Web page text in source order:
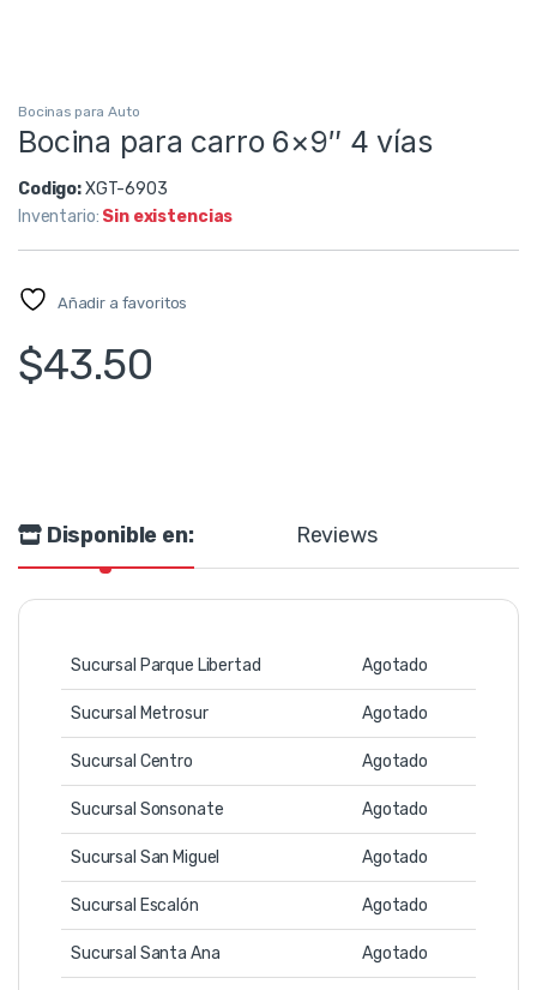
Bocinas para Auto
Bocina para carro 6×9″ 4 vías
Codigo:XGT-6903
Inventario: Sin existencias
Añadir a favoritos
$43.50
Disponible en: Reviews
Sucursal Parque Libertad Agotado
Sucursal Metrosur Agotado
Sucursal Centro Agotado
Sucursal Sonsonate Agotado
Sucursal San Miguel Agotado
Sucursal Escalón Agotado
Sucursal Santa Ana Agotado